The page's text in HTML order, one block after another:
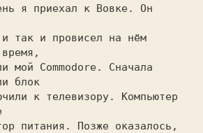
я приехал к Вовке. Он
так и провисел на нём
мой Commodore. Сначала
блок
к телевизору. Компьютер
питания. Позже оказалось,